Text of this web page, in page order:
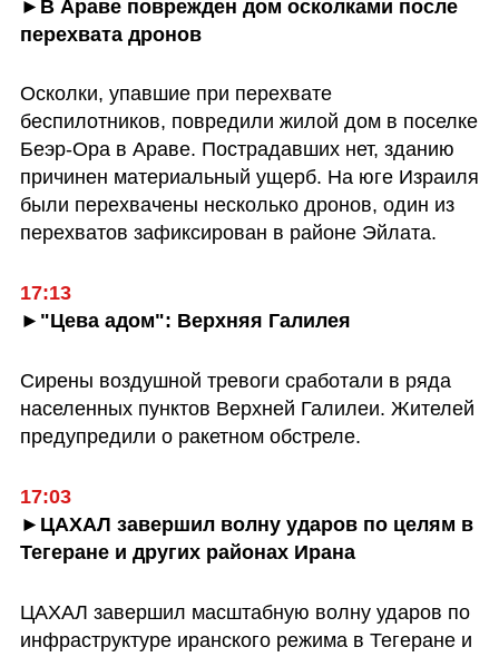
►В Араве поврежден дом осколками после
перехвата дронов
Осколки, упавшие при перехвате
беспилотников, повредили жилой дом в поселке
Беэр-Ора в Араве. Пострадавших нет, зданию
причинен материальный ущерб. На юге Израиля
были перехвачены несколько дронов, один из
перехватов зафиксирован в районе Эйлата.
17:13
►"Цева адом": Верхняя Галилея
Сирены воздушной тревоги сработали в ряда
населенных пунктов Верхней Галилеи. Жителей
предупредили о ракетном обстреле.
17:03
►ЦАХАЛ завершил волну ударов по целям в
Тегеране и других районах Ирана
ЦАХАЛ завершил масштабную волну ударов по
инфраструктуре иранского режима в Тегеране и